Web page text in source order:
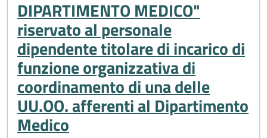
DIPARTIMENTO MEDICO"
riservato al personale
dipendente titolare di incarico di
funzione organizzativa di
coordinamento di una delle
UU.OO. afferenti al Dipartimento
Medico